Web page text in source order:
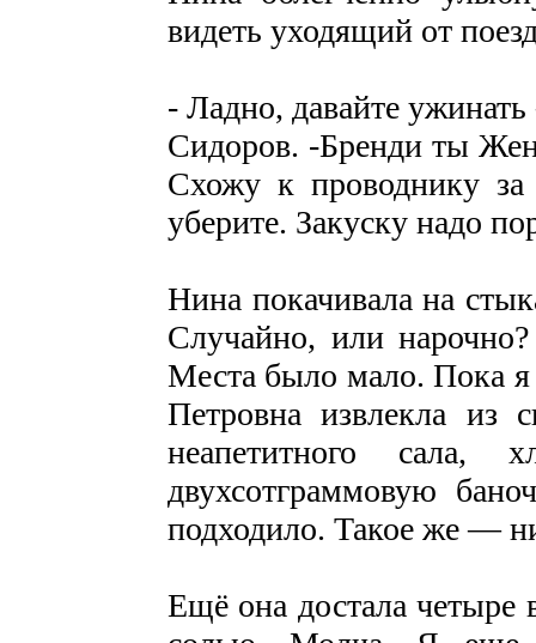
видеть уходящий от
- Ладно, давайте
Сидоров. -Бренди ты
Схожу к проводнику
уберите. Закуску надо
Нина покачивала на
Случайно, или
Места было мало. Пока я
Петровна извлекла из
неапетитного сала,
двухсотграммовую
подходило. Такое же —
Ещё она достала